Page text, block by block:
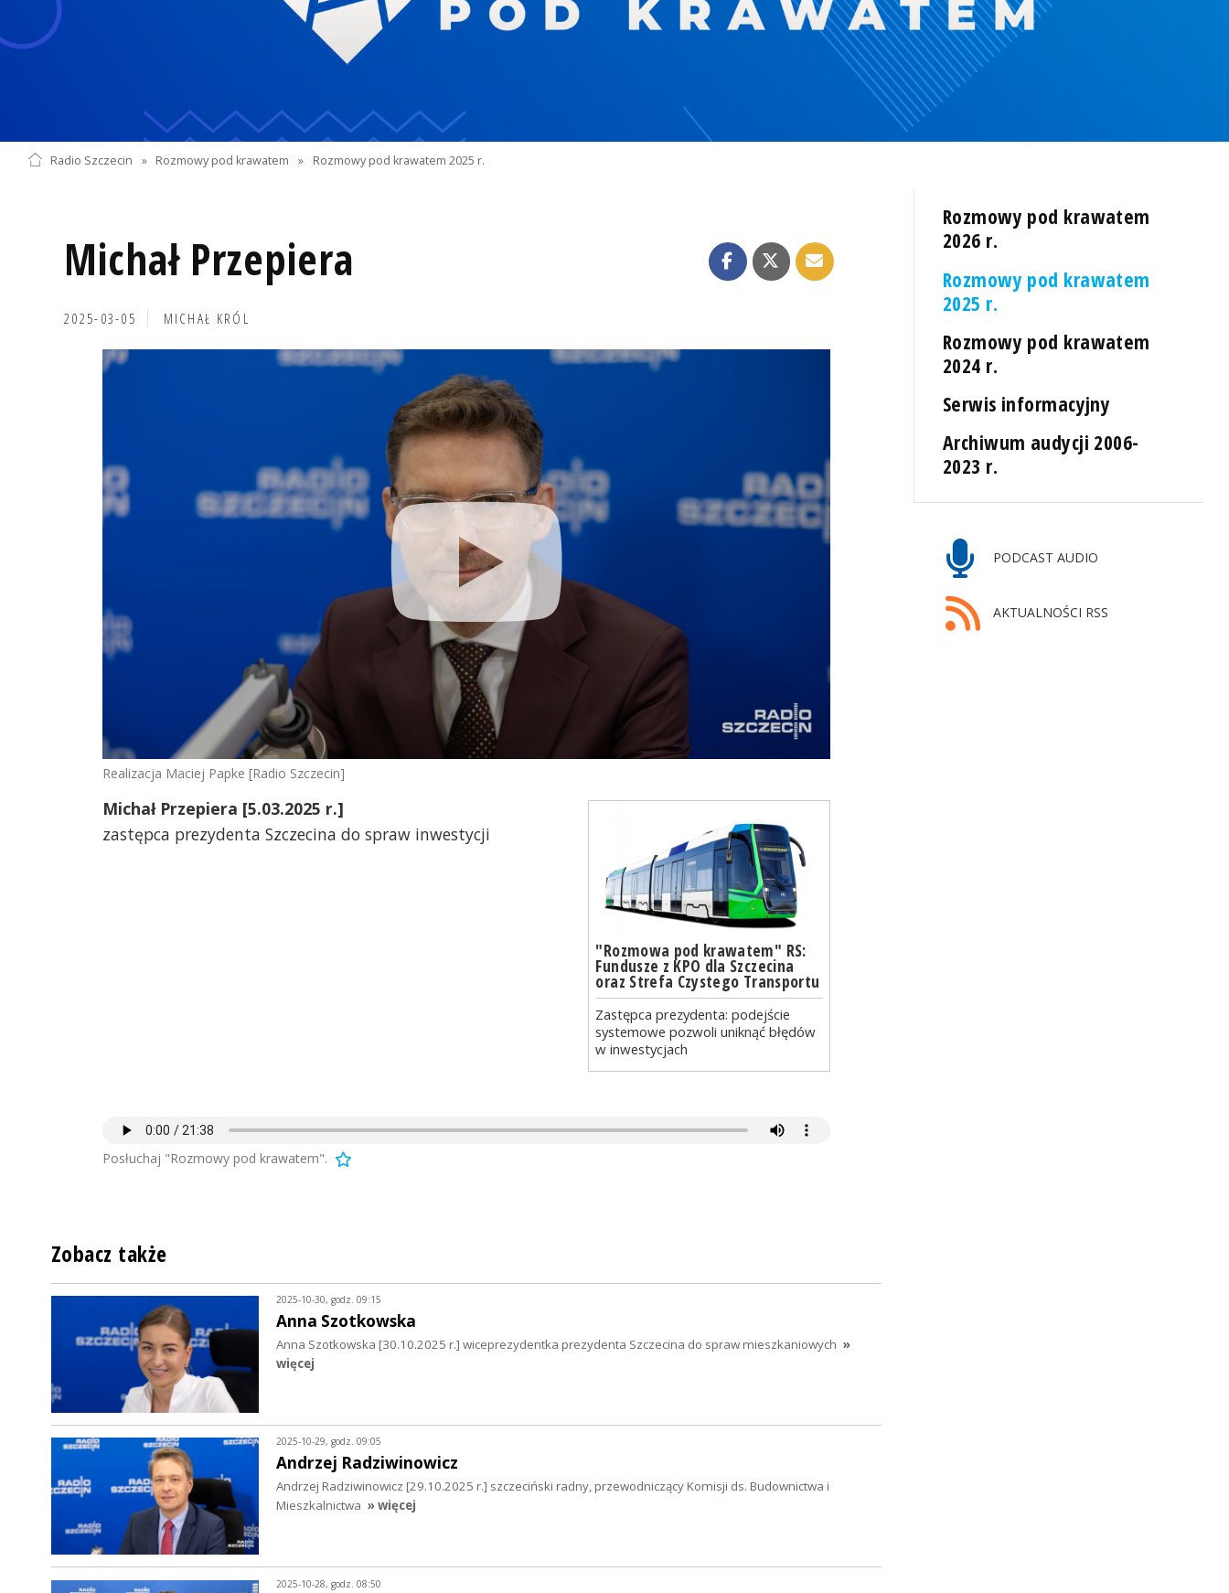
Radio Szczecin » Rozmowy pod krawatem » Rozmowy pod krawatem 2025 r.
Michał Przepiera
2025-03-05 MICHAŁ KRÓL
Realizacja Maciej Papke [Radio Szczecin]
"Rozmowa pod krawatem" RS:
Fundusze z KPO dla Szczecina
oraz Strefa Czystego Transportu
Zastępca prezydenta: podejście
systemowe pozwoli uniknąć błędów
w inwestycjach
Michał Przepiera [5.03.2025 r.]
zastępca prezydenta Szczecina do spraw inwestycji
Posłuchaj "Rozmowy pod krawatem".
Rozmowy pod krawatem
2026 r.
Rozmowy pod krawatem
2025 r.
Rozmowy pod krawatem
2024 r.
Serwis informacyjny
Archiwum audycji 2006-
2023 r.
PODCAST AUDIO
AKTUALNOŚCI RSS
Zobacz także
2025-10-30, godz. 09:15
Anna Szotkowska
Anna Szotkowska [30.10.2025 r.] wiceprezydentka prezydenta Szczecina do spraw mieszkaniowych »
więcej
2025-10-29, godz. 09:05
Andrzej Radziwinowicz
Andrzej Radziwinowicz [29.10.2025 r.] szczeciński radny, przewodniczący Komisji ds. Budownictwa i
Mieszkalnictwa » więcej
2025-10-28, godz. 08:50